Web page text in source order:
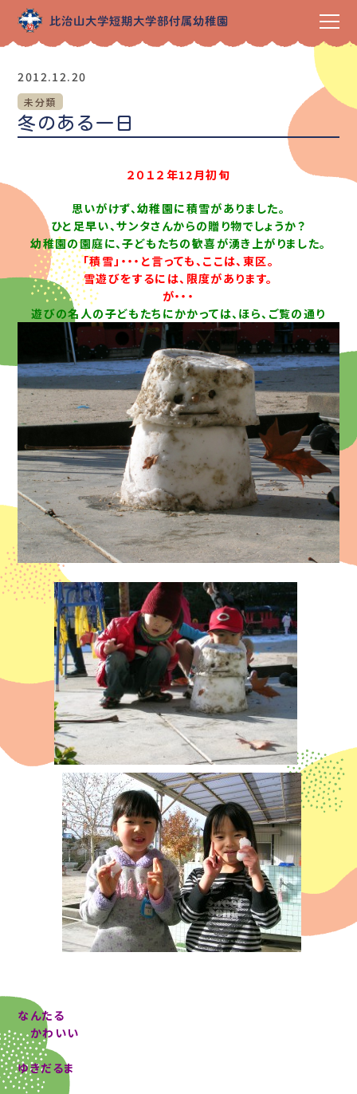
2012.12.20
未分類
冬のある一日
２０１２年12月初旬
思いがけず、幼稚園に積雪がありました。
ひと足早い、サンタさんからの贈り物でしょうか？
幼稚園の園庭に、子どもたちの歓喜が湧き上がりました。
「積雪」・・・と言っても、ここは、東区。
雪遊びをするには、限度があります。
が・・・
遊びの名人の子どもたちにかかっては、ほら、ご覧の通り
なんたる
かわいい
ゆきだるま